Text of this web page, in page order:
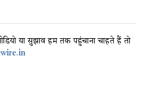
या सुझाव हम तक पहुंचाना चाहते हैं तो